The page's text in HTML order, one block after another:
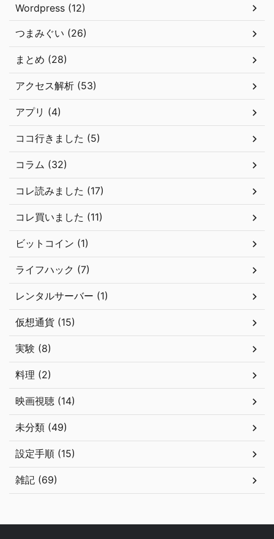
Wordpress (12)
つまみぐい (26)
まとめ (28)
アクセス解析 (53)
アプリ (4)
ココ行きました (5)
コラム (32)
コレ読みました (17)
コレ買いました (11)
ビットコイン (1)
ライフハック (7)
レンタルサーバー (1)
仮想通貨 (15)
実験 (8)
料理 (2)
映画視聴 (14)
未分類 (49)
設定手順 (15)
雑記 (69)